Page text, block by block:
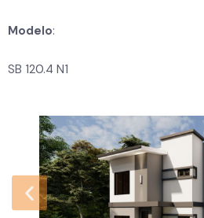
Modelo:
SB 120.4 N1